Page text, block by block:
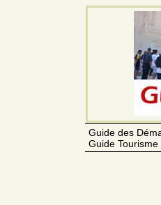
Guide des
Guide